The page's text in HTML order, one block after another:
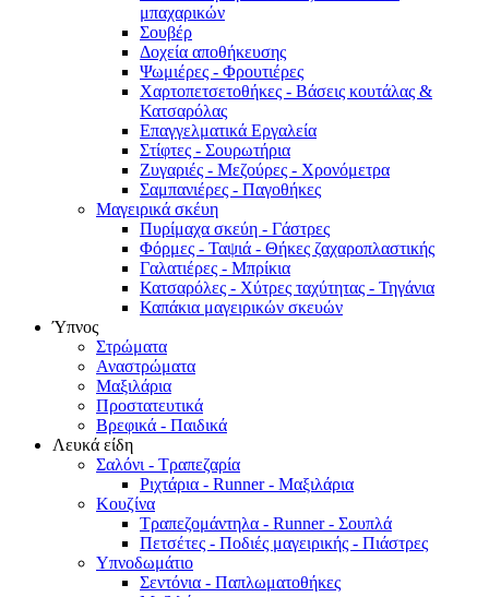
μπαχαρικών
Σουβέρ
Δοχεία αποθήκευσης
Ψωμιέρες - Φρουτιέρες
Χαρτοπετσετοθήκες - Βάσεις κουτάλας &
Κατσαρόλας
Επαγγελματικά Εργαλεία
Στίφτες - Σουρωτήρια
Ζυγαριές - Μεζούρες - Χρονόμετρα
Σαμπανιέρες - Παγοθήκες
Μαγειρικά σκέυη
Πυρίμαχα σκεύη - Γάστρες
Φόρμες - Ταψιά - Θήκες ζαχαροπλαστικής
Γαλατιέρες - Μπρίκια
Κατσαρόλες - Χύτρες ταχύτητας - Τηγάνια
Καπάκια μαγειρικών σκευών
Ύπνος
Στρώματα
Αναστρώματα
Μαξιλάρια
Προστατευτικά
Βρεφικά - Παιδικά
Λευκά είδη
Σαλόνι - Τραπεζαρία
Ριχτάρια - Runner - Μαξιλάρια
Κουζίνα
Τραπεζομάντηλα - Runner - Σουπλά
Πετσέτες - Ποδιές μαγειρικής - Πιάστρες
Υπνοδωμάτιο
Σεντόνια - Παπλωματοθήκες